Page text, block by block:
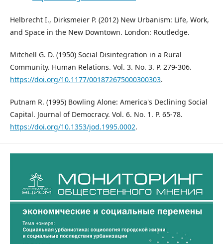
Helbrecht I., Dirksmeier P. (2012) New Urbanism: Life, Work,
and Space in the New Downtown. London: Routledge.
Mitchell G. D. (1950) Social Disintegration in a Rural
Community. Human Relations. Vol. 3. No. 3. P. 279-306.
https://doi.org/10.1177/001872675000300303.
Putnam R. (1995) Bowling Alone: America's Declining Social
Capital. Journal of Democracy. Vol. 6. No. 1. P. 65-78.
https://doi.org/10.1353/jod.1995.0002.